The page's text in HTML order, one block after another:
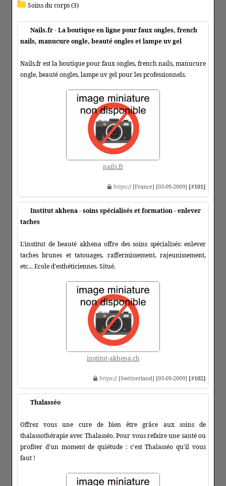
Soins du corps (3)
Nails.fr - La boutique en ligne pour faux ongles, french
nails, manucure ongle, beauté ongles et lampe uv gel
Nails.fr est la boutique pour faux ongles, french nails, manucure
ongle, beauté ongles, lampe uv gel pour les professionnels.
nails.fr
https:// [France] [03-09-2009] [#101]
Institut akhena - soins spécialisés et formation - enlever
taches
L'institut de beauté akhena offre des soins spécialisés: enlever
taches brunes et tatouages, raffermissement, rajeunissement,
etc... Ecole d'esthéticiennes. Situé.
institut-akhena.ch
https:// [Switzerland] [03-09-2009] [#102]
Thalasséo
Offrez vous une cure de bien être grâce aux soins de
thalassothérapie avec Thalasséo. Pour vous refaire une santé ou
profiter d'un moment de quiétude : c'est Thalasséo qu'il vous
faut !